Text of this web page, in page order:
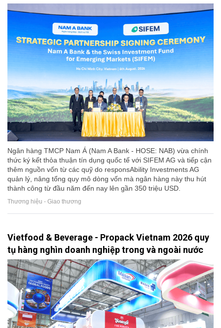
Ngân hàng TMCP Nam Á (Nam A Bank - HOSE: NAB) vừa chính
thức ký kết thỏa thuận tín dụng quốc tế với SIFEM AG và tiếp cận
thêm nguồn vốn từ các quỹ do responsAbility Investments AG
quản lý, nâng tổng quy mô dòng vốn mà ngân hàng này thu hút
thành công từ đầu năm đến nay lên gần 350 triệu USD.
Thương hiệu - Giao thương
Vietfood & Beverage - Propack Vietnam 2026 quy
tụ hàng nghìn doanh nghiệp trong và ngoài nước